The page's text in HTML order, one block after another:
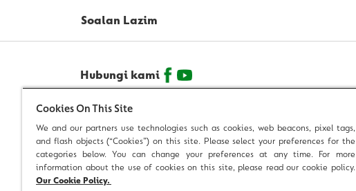
Soalan Lazim
Hubungi kami
Cookies On This Site
We and our partners use technologies such as cookies, web beacons, pixel tags,
and flash objects (“Cookies”) on this site. Please select your preferences for the
categories below. You can change your preferences at any time. For more
information about the use of cookies on this site, please read our cookie policy.
Our Cookie Policy.